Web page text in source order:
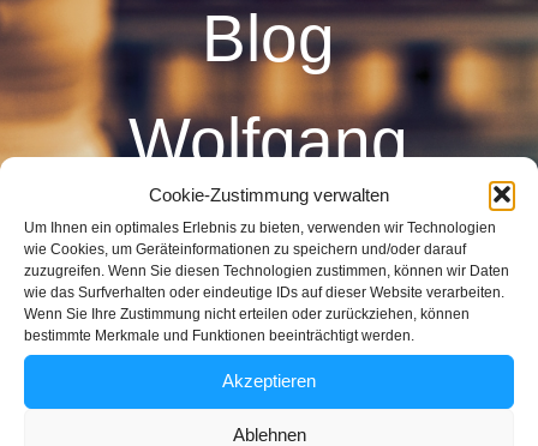
Cookie-Zustimmung verwalten
Um Ihnen ein optimales Erlebnis zu bieten, verwenden wir Technologien
wie Cookies, um Geräteinformationen zu speichern und/oder darauf
zuzugreifen. Wenn Sie diesen Technologien zustimmen, können wir Daten
wie das Surfverhalten oder eindeutige IDs auf dieser Website verarbeiten.
Wenn Sie Ihre Zustimmung nicht erteilen oder zurückziehen, können
bestimmte Merkmale und Funktionen beeinträchtigt werden.
Akzeptieren
Ablehnen
Blog
Wolfgang
Riegger
Fachanwalt für
Urheber- und
Film- und Medienverträge
Rechtsanwalt Wolfgang Riegger
Osterholzallee 76/1
71636 Ludwigsburg